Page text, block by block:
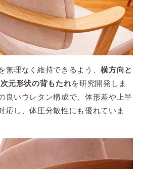
無理なく維持できるよう、横方向と
元形状の背もたれを研究開発しま
良いウレタン構成で、体形差や上半
応し、体圧分散性にも優れていま